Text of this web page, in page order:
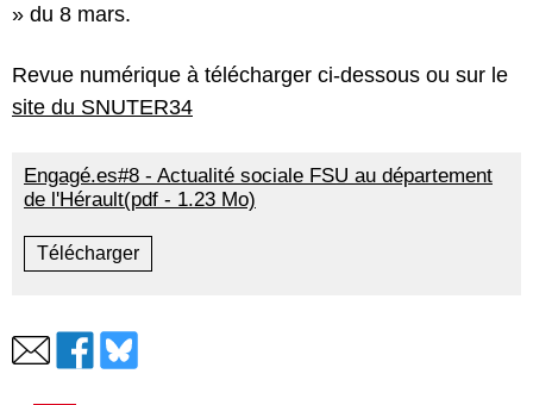
» du 8 mars.
Revue numérique à télécharger ci-dessous ou sur le
site du SNUTER34
Engagé.es#8 - Actualité sociale FSU au département
de l'Hérault(pdf - 1.23 Mo)
Télécharger